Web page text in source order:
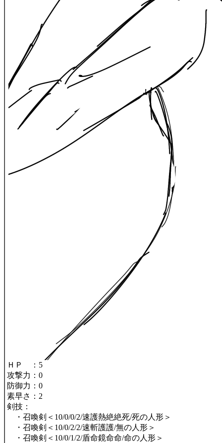
ＨＰ ：5
攻撃力：0
防御力：0
素早さ：2
剣技：
・召喚剣＜10/0/0/2/速護熱絶絶死/死の人形＞
・召喚剣＜10/0/2/2/速斬護護/無の人形＞
・召喚剣＜10/0/1/2/盾命鏡命命/命の人形＞